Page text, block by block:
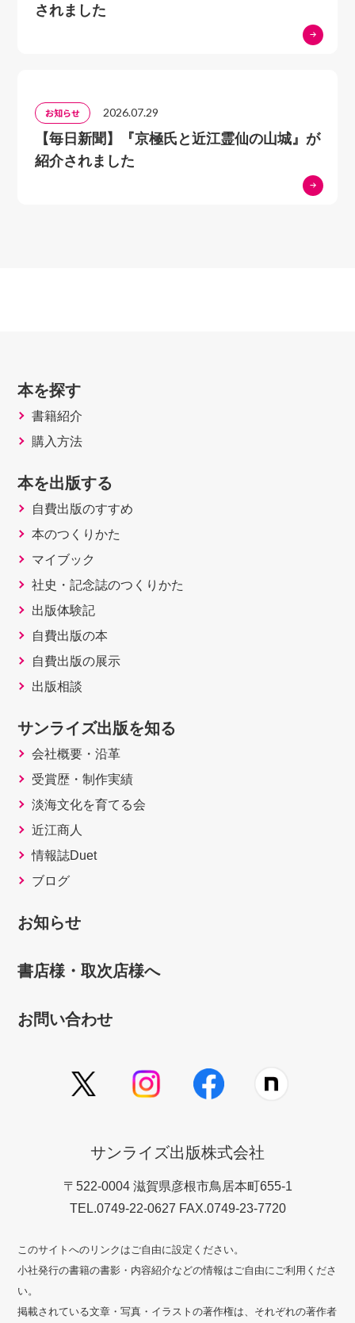
されました
お知らせ 2026.07.29
【毎日新聞】『京極氏と近江霊仙の山城』が
紹介されました
本を探す
書籍紹介
購入方法
本を出版する
自費出版のすすめ
本のつくりかた
マイブック
社史・記念誌のつくりかた
出版体験記
自費出版の本
自費出版の展示
出版相談
サンライズ出版を知る
会社概要・沿革
受賞歴・制作実績
淡海文化を育てる会
近江商人
情報誌Duet
ブログ
お知らせ
書店様・取次店様へ
お問い合わせ
サンライズ出版株式会社
〒522-0004 滋賀県彦根市鳥居本町655-1
TEL.0749-22-0627 FAX.0749-23-7720
このサイトへのリンクはご自由に設定ください。
小社発行の書籍の書影・内容紹介などの情報はご自由にご利用くださ
い。
掲載されている文章・写真・イラストの著作権は、それぞれの著作者